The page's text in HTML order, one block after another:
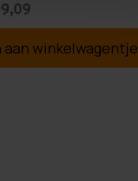
aan winkelwagentje